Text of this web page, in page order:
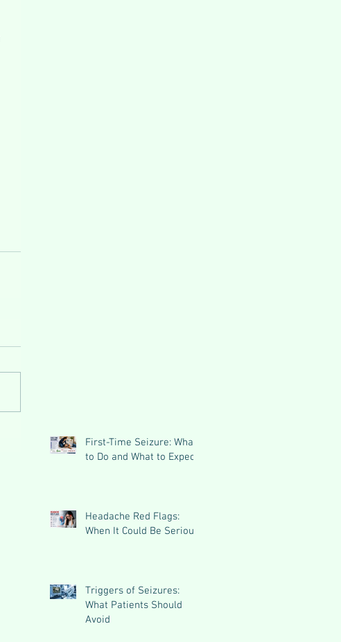
First-Time Seizure: What
to Do and What to Expect
Headache Red Flags:
When It Could Be Serious
Triggers of Seizures:
What Patients Should
Avoid